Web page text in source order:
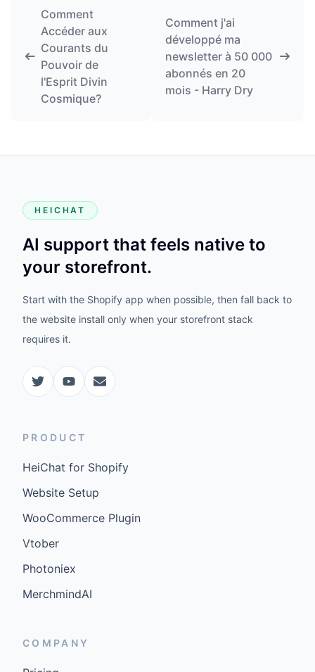
Comment
Accéder aux
Courants du
Pouvoir de
l'Esprit Divin
Cosmique?
Comment j'ai
développé ma
newsletter à 50 000
abonnés en 20
mois - Harry Dry
HEICHAT
AI support that feels native to
your storefront.
Start with the Shopify app when possible, then fall back to
the website install only when your storefront stack
requires it.
PRODUCT
HeiChat for Shopify
Website Setup
WooCommerce Plugin
Vtober
Photoniex
MerchmindAI
COMPANY